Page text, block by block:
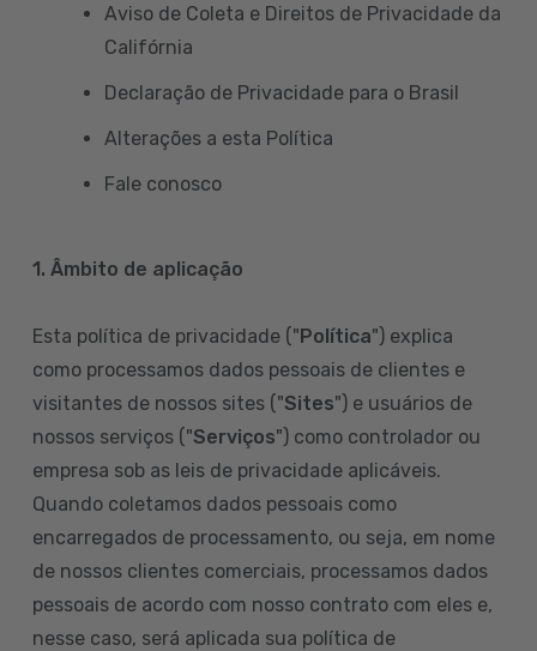
Aviso de Coleta e Direitos de Privacidade da
Califórnia
Declaração de Privacidade para o Brasil
Alterações a esta Política
Fale conosco
1. Âmbito de aplicação
Esta política de privacidade ("Política") explica
como processamos dados pessoais de clientes e
visitantes de nossos sites ("Sites") e usuários de
nossos serviços ("Serviços") como controlador ou
empresa sob as leis de privacidade aplicáveis.
Quando coletamos dados pessoais como
encarregados de processamento, ou seja, em nome
de nossos clientes comerciais, processamos dados
pessoais de acordo com nosso contrato com eles e,
nesse caso, será aplicada sua política de